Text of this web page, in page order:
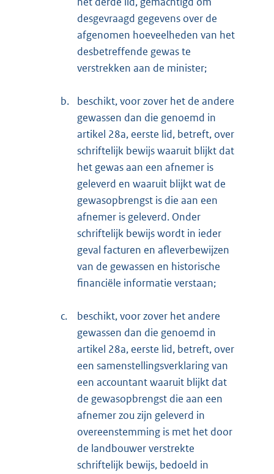
desgevraagd gegevens over de
afgenomen hoeveelheden van het
desbetreffende gewas te
verstrekken aan de minister;
b.
beschikt, voor zover het de andere
gewassen dan die genoemd in
artikel 28a, eerste lid, betreft, over
schriftelijk bewijs waaruit blijkt dat
het gewas aan een afnemer is
geleverd en waaruit blijkt wat de
gewasopbrengst is die aan een
afnemer is geleverd. Onder
schriftelijk bewijs wordt in ieder
geval facturen en afleverbewijzen
van de gewassen en historische
financiële informatie verstaan;
c.
beschikt, voor zover het andere
gewassen dan die genoemd in
artikel 28a, eerste lid, betreft, over
een samenstellingsverklaring van
een accountant waaruit blijkt dat
de gewasopbrengst die aan een
afnemer zou zijn geleverd in
overeenstemming is met het door
de landbouwer verstrekte
schriftelijk bewijs, bedoeld in